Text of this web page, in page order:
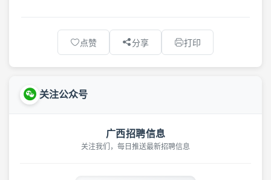
点赞 分享 打印
关注公众号
广西招聘信息
关注我们，每日推送最新招聘信息